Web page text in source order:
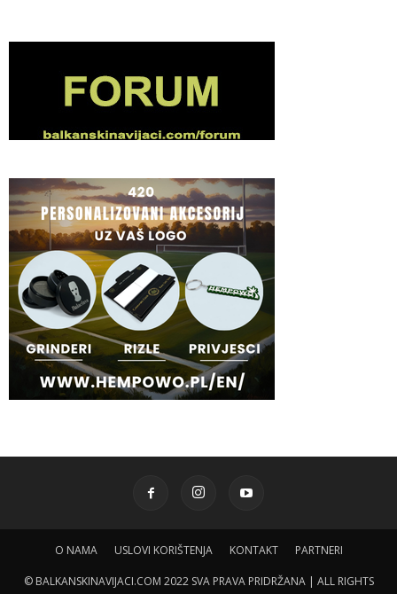
O NAMA USLOVI KORIŠTENJA KONTAKT PARTNERI
© BALKANSKINAVIJACI.COM 2022 SVA PRAVA PRIDRŽANA | ALL RIGHTS